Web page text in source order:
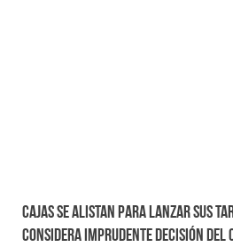
Cajas se alistan para lanzar sus
considera imprudente decisión del